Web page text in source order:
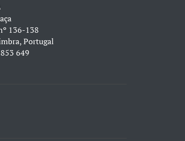
136-138
Portugal
649